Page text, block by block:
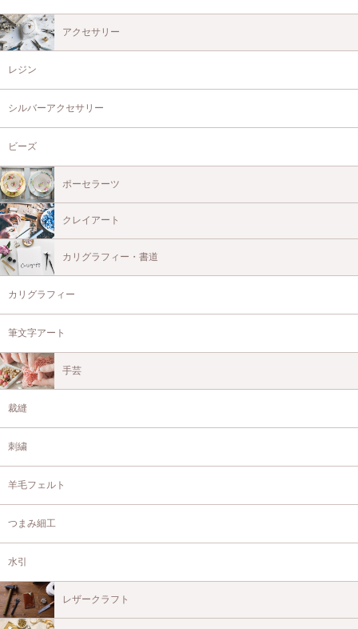
アクセサリー
レジン
シルバーアクセサリー
ビーズ
ポーセラーツ
クレイアート
カリグラフィー・書道
カリグラフィー
筆文字アート
手芸
裁縫
刺繍
羊毛フェルト
つまみ細工
水引
レザークラフト